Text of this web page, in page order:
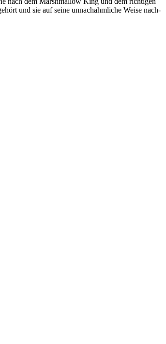
und sie auf seine unnachahmliche Weise nach-